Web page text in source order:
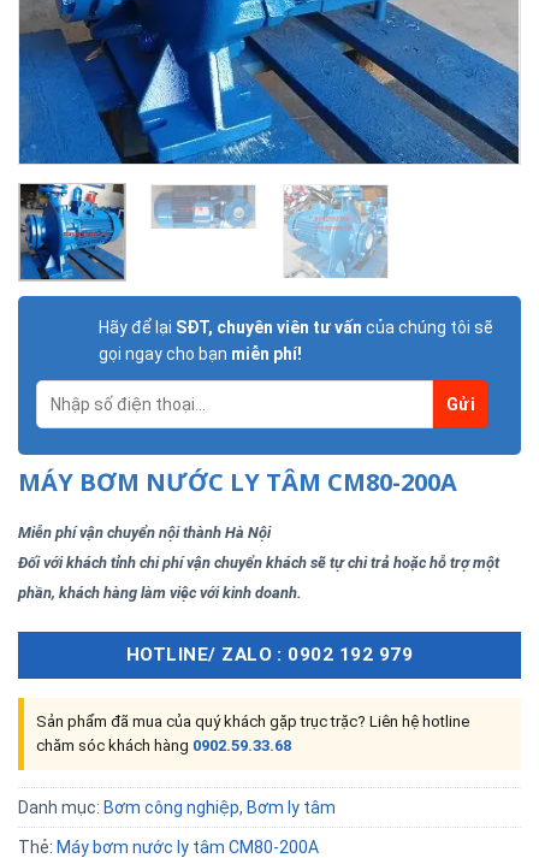
Hãy để lại SĐT, chuyên viên tư vấn của chúng tôi sẽ
gọi ngay cho bạn miễn phí!
MÁY BƠM NƯỚC LY TÂM CM80-200A
Miễn phí vận chuyển nội thành Hà Nội
Đối với khách tỉnh chi phí vận chuyển khách sẽ tự chi trả hoặc hỗ trợ một
phần, khách hàng làm việc với kinh doanh.
HOTLINE/ ZALO : 0902 192 979
Sản phẩm đã mua của quý khách gặp trục trặc? Liên hệ hotline
chăm sóc khách hàng 0902.59.33.68
Danh mục: Bơm công nghiệp, Bơm ly tâm
Thẻ: Máy bơm nước ly tâm CM80-200A